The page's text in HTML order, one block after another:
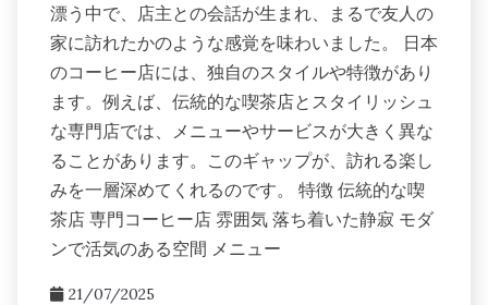
漂う中で、店主との会話が生まれ、まるで友人の
家に訪れたかのような感覚を味わいました。 日本
のコーヒー店には、独自のスタイルや特徴があり
ます。例えば、伝統的な喫茶店とスタイリッシュ
な専門店では、メニューやサービスが大きく異な
ることがあります。このギャップが、訪れる楽し
みを一層深めてくれるのです。 特徴 伝統的な喫
茶店 専門コーヒー店 雰囲気 落ち着いた静寂 モダ
ンで活気のある空間 メニュー
21/07/2025